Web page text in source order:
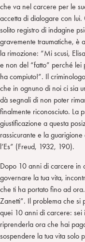
che va nel carcere per le
accetta di dialogare con
solito registro di indagine
gravemente traumatiche, è
la rimozione: “Mi scusi,
e non del “fatto” perché lei
ha compiuto!”. Il
che in ognuno di noi ci sia
dà segnali di non poter
finalmente riconosciuto. La
giustificazione a questa
rassicurante e la
l’Es” (Freud, 1932, 190).
Dopo 10 anni di carcere in
governare la tua vita,
che ti ha portato fino ad
Zanetti”. Il problema che si
quei 10 anni di carcere: sei
riprenderla ora che hai
sospendere la tua vita solo